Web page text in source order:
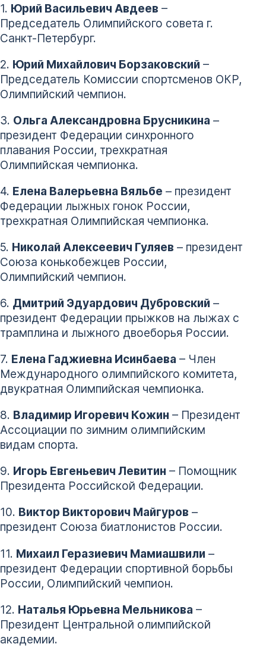
1. Юрий Васильевич Авдеев –
Председатель Олимпийского совета г.
Санкт-Петербург.
2. Юрий Михайлович Борзаковский –
Председатель Комиссии спортсменов ОКР,
Олимпийский чемпион.
3. Ольга Александровна Брусникина –
президент Федерации синхронного
плавания России, трехкратная
Олимпийская чемпионка.
4. Елена Валерьевна Вяльбе – президент
Федерации лыжных гонок России,
трехкратная Олимпийская чемпионка.
5. Николай Алексеевич Гуляев – президент
Союза конькобежцев России,
Олимпийский чемпион.
6. Дмитрий Эдуардович Дубровский –
президент Федерации прыжков на лыжах с
трамплина и лыжного двоеборья России.
7. Елена Гаджиевна Исинбаева – Член
Международного олимпийского комитета,
двукратная Олимпийская чемпионка.
8. Владимир Игоревич Кожин – Президент
Ассоциации по зимним олимпийским
видам спорта.
9. Игорь Евгеньевич Левитин – Помощник
Президента Российской Федерации.
10. Виктор Викторович Майгуров –
президент Союза биатлонистов России.
11. Михаил Геразиевич Мамиашвили –
президент Федерации спортивной борьбы
России, Олимпийский чемпион.
12. Наталья Юрьевна Мельникова –
Президент Центральной олимпийской
академии.